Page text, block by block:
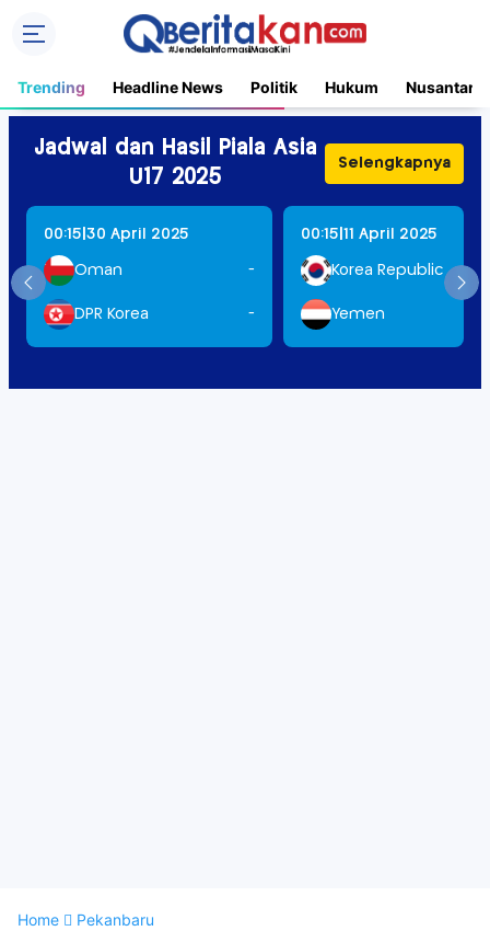
Trending Headline News Politik Hukum Nusantara
Jadwal dan Hasil Piala Asia
U17 2025
Selengkapnya
00:15 30 April 2025
Oman -
DPR Korea -
00:15 11 April 2025
Korea Republic
Yemen
Home Pekanbaru